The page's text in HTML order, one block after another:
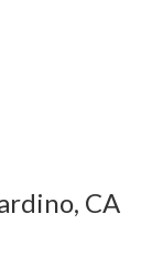
CA